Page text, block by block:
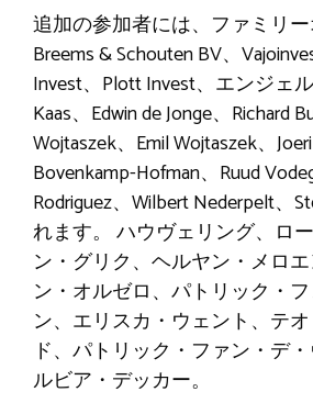
追加の参加者には、ファミリ
Breems & Schouten BV、
Invest、Plott Invest、エンジェ
Kaas、Edwin de Jonge、Richard
Wojtaszek、Emil Wojtaszek、
Bovenkamp-Hofman、Ruud
Rodriguez、Wilbert Nederpelt、
れます。 ハウヴェリング、ロ
ン・グリク、ヘルヤン・メロ
ン・オルゼロ、パトリック・
ン、エリスカ・ウェント、テ
ド、パトリック・ファン・デ
ルビア・デッカー。